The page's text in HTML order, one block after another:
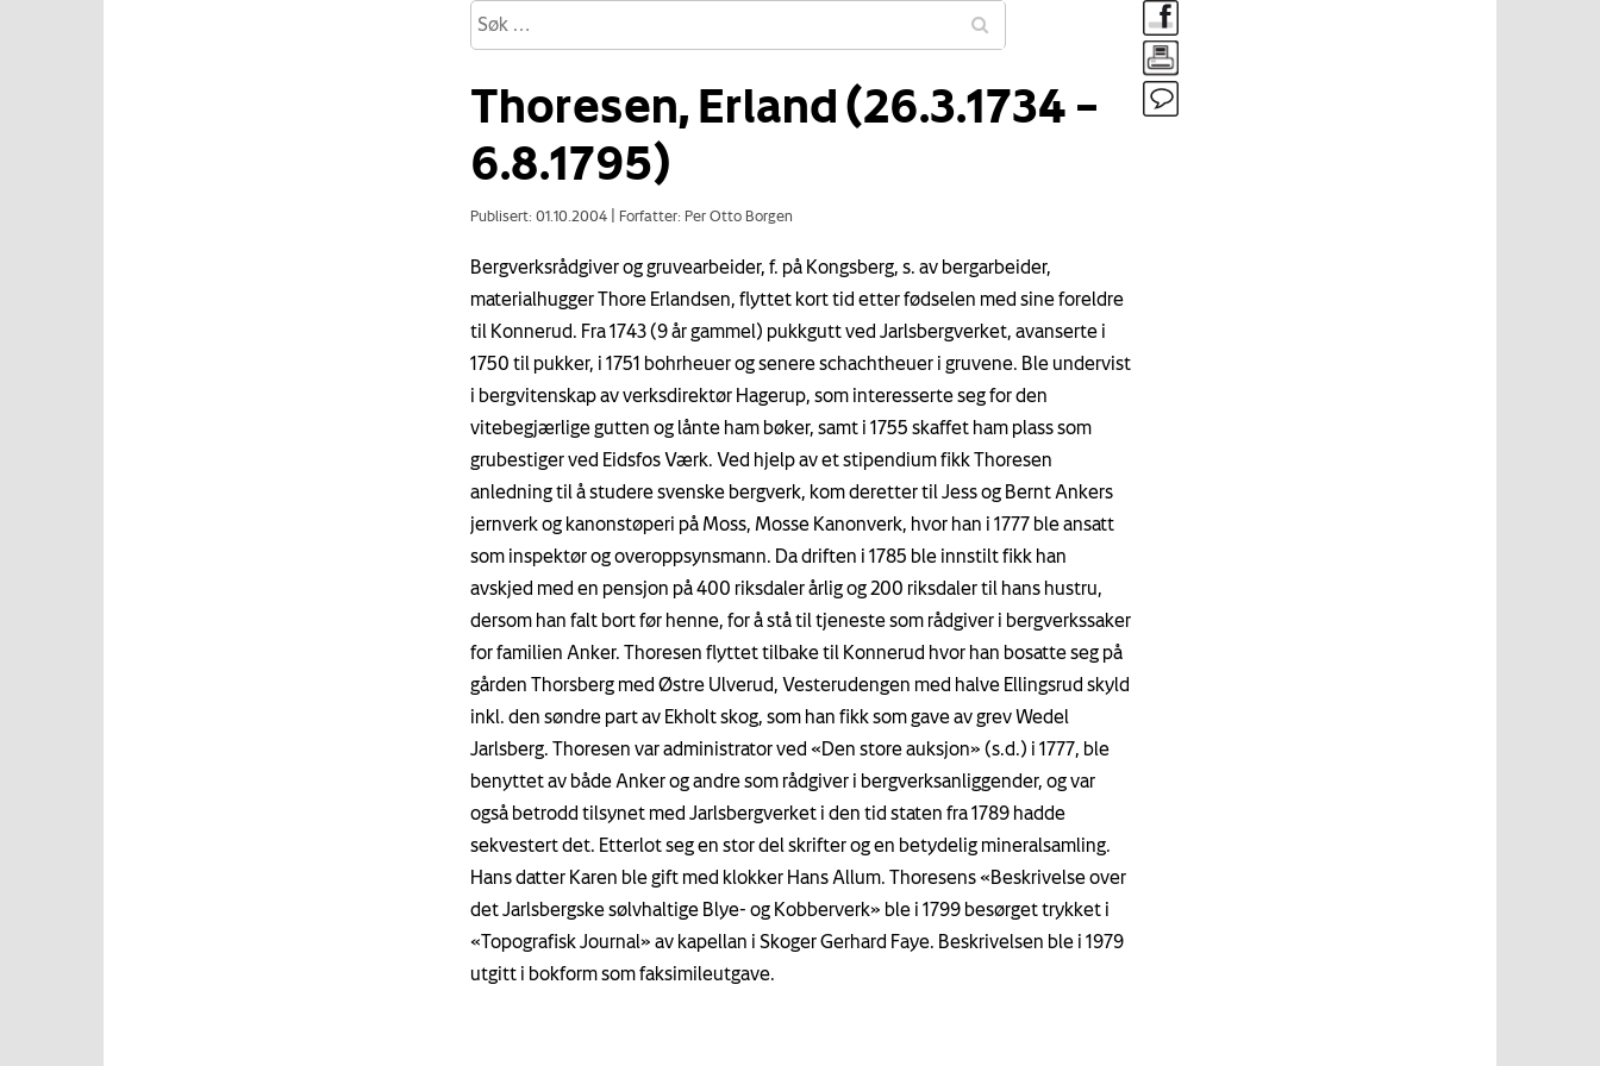
Thoresen, Erland (26.3.1734 –
6.8.1795)
Publisert: 01.10.2004 Forfatter: Per Otto Borgen
Bergverksrådgiver og gruvearbeider, f. på Kongsberg, s. av bergarbeider,
materialhugger Thore Erlandsen, flyttet kort tid etter fødselen med sine foreldre
til Konnerud. Fra 1743 (9 år gammel) pukkgutt ved Jarlsbergverket, avanserte i
1750 til pukker, i 1751 bohrheuer og senere schachtheuer i gruvene. Ble undervist
i bergvitenskap av verksdirektør Hagerup, som interesserte seg for den
vitebegjærlige gutten og lånte ham bøker, samt i 1755 skaffet ham plass som
grubestiger ved Eidsfos Værk. Ved hjelp av et stipendium fikk Thoresen
anledning til å studere svenske bergverk, kom deretter til Jess og Bernt Ankers
jernverk og kanonstøperi på Moss, Mosse Kanonverk, hvor han i 1777 ble ansatt
som inspektør og overoppsynsmann. Da driften i 1785 ble innstilt fikk han
avskjed med en pensjon på 400 riksdaler årlig og 200 riksdaler til hans hustru,
dersom han falt bort før henne, for å stå til tjeneste som rådgiver i bergverkssaker
for familien Anker. Thoresen flyttet tilbake til Konnerud hvor han bosatte seg på
gården Thorsberg med Østre Ulverud, Vesterudengen med halve Ellingsrud skyld
inkl. den søndre part av Ekholt skog, som han fikk som gave av grev Wedel
Jarlsberg. Thoresen var administrator ved «Den store auksjon» (s.d.) i 1777, ble
benyttet av både Anker og andre som rådgiver i bergverksanliggender, og var
også betrodd tilsynet med Jarlsbergverket i den tid staten fra 1789 hadde
sekvestert det. Etterlot seg en stor del skrifter og en betydelig mineralsamling.
Hans datter Karen ble gift med klokker Hans Allum. Thoresens «Beskrivelse over
det Jarlsbergske sølvhaltige Blye- og Kobberverk» ble i 1799 besørget trykket i
«Topografisk Journal» av kapellan i Skoger Gerhard Faye. Beskrivelsen ble i 1979
utgitt i bokform som faksimileutgave.